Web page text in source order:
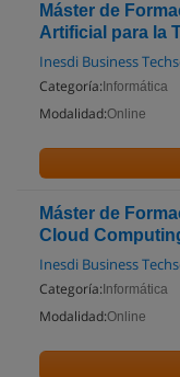
Máster de
Artificial para la
Inesdi Business
Categoría: Informática
Modalidad:Online
Máster de
Cloud
Inesdi Business
Categoría: Informática
Modalidad:Online